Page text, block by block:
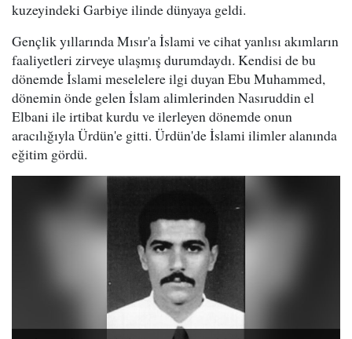
kuzeyindeki Garbiye ilinde dünyaya geldi.
Gençlik yıllarında Mısır'a İslami ve cihat yanlısı akımların
faaliyetleri zirveye ulaşmış durumdaydı. Kendisi de bu
dönemde İslami meselelere ilgi duyan Ebu Muhammed,
dönemin önde gelen İslam alimlerinden Nasıruddin el
Elbani ile irtibat kurdu ve ilerleyen dönemde onun
aracılığıyla Ürdün'e gitti. Ürdün'de İslami ilimler alanında
eğitim gördü.